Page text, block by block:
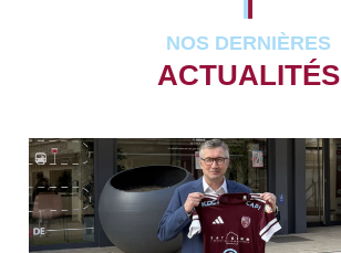
NOS DERNIÈRES
ACTUALITÉS